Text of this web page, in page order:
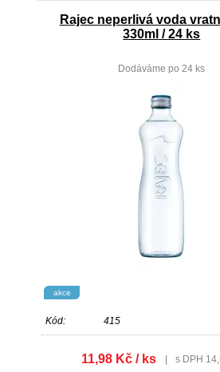
Rajec neperlivá voda
330ml / 24 ks
Dodáváme po 24 ks
akce
Kód: 415
11,98 Kč / ks
s DPH